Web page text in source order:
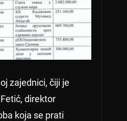
zajednici, čiji je
direktor
koja se prati